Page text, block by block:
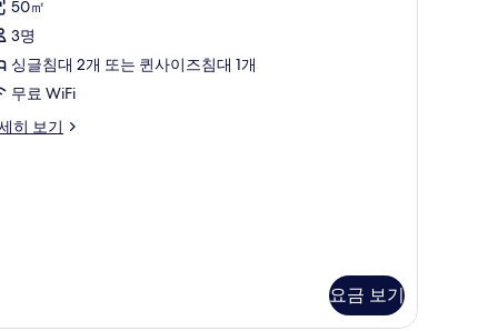
기
개)
50㎡
3명
싱글침대 2개 또는 퀸사이즈침대 1개
무료 WiFi
히 보기
요금 보기